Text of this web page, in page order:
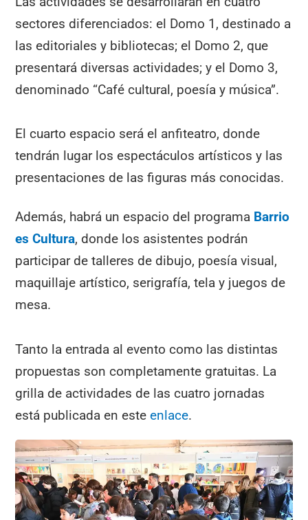
sectores diferenciados: el Domo 1, destinado a
las editoriales y bibliotecas; el Domo 2, que
presentará diversas actividades; y el Domo 3,
denominado “Café cultural, poesía y música”.
El cuarto espacio será el anfiteatro, donde
tendrán lugar los espectáculos artísticos y las
presentaciones de las figuras más conocidas.
Además, habrá un espacio del programa Barrio
es Cultura, donde los asistentes podrán
participar de talleres de dibujo, poesía visual,
maquillaje artístico, serigrafía, tela y juegos de
mesa.
Tanto la entrada al evento como las distintas
propuestas son completamente gratuitas. La
grilla de actividades de las cuatro jornadas
está publicada en esteenlace.